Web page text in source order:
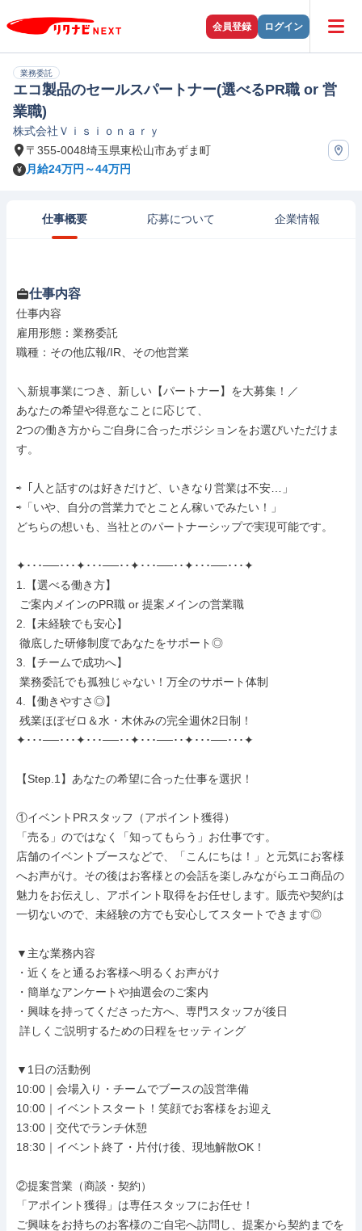
会員登録 ログイン
業務委託
エコ製品のセールスパートナー(選べるPR職 or 営
業職)
株式会社Ｖｉｓｉｏｎａｒｙ
〒355-0048埼玉県東松山市あずま町
月給24万円～44万円
仕事概要 応募について 企業情報
仕事内容
仕事内容
雇用形態：業務委託
職種：その他広報/IR、その他営業
＼新規事業につき、新しい【パートナー】を大募集！／
あなたの希望や得意なことに応じて、
2つの働き方からご自身に合ったポジションをお選びいただけま
す。
⇨「人と話すのは好きだけど、いきなり営業は不安…」
⇨「いや、自分の営業力でとことん稼いでみたい！」
どちらの想いも、当社とのパートナーシップで実現可能です。
✦･･･──･･･✦･･･──･･✦･･･──･･✦･･･──･･･✦
1.【選べる働き方】
2.【未経験でも安心】
3.【チームで成功へ】
4.【働きやすさ◎】
✦･･･──･･･✦･･･──･･✦･･･──･･✦･･･──･･･✦
【Step.1】あなたの希望に合った仕事を選択！
①イベントPRスタッフ（アポイント獲得）
「売る」のではなく「知ってもらう」お仕事です。
店舗のイベントブースなどで、「こんにちは！」と元気にお客様
へお声がけ。その後はお客様との会話を楽しみながらエコ商品の
魅力をお伝えし、アポイント取得をお任せします。販売や契約は
一切ないので、未経験の方でも安心してスタートできます◎
▼主な業務内容
・近くをと通るお客様へ明るくお声がけ
・簡単なアンケートや抽選会のご案内
・興味を持ってくださった方へ、専門スタッフが後日
▼1日の活動例
10:00｜会場入り・チームでブースの設営準備
10:00｜イベントスタート！笑顔でお客様をお迎え
13:00｜交代でランチ休憩
18:30｜イベント終了・片付け後、現地解散OK！
②提案営業（商談・契約）
「アポイント獲得」は専任スタッフにお任せ！
ご興味をお持ちのお客様のご自宅へ訪問し、提案から契約までを